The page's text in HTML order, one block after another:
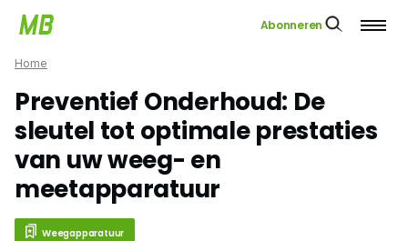
Abonneren
Home
Preventief Onderhoud: De
sleutel tot optimale prestaties
van uw weeg- en
meetapparatuur
Weegapparatuur